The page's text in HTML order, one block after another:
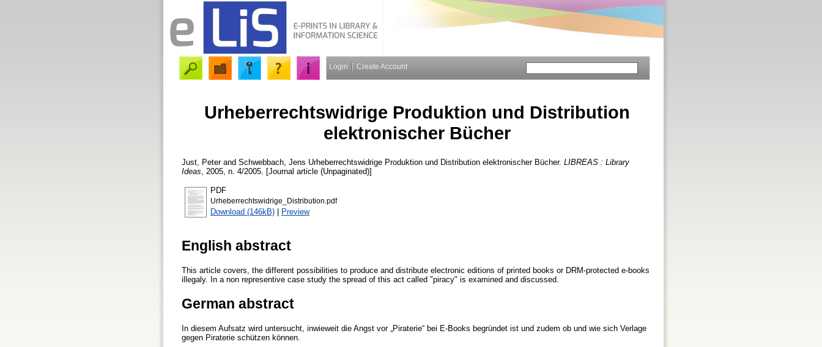
Login Create Account
Urheberrechtswidrige Produktion und Distribution
elektronischer Bücher
Just, Peterand Schwebbach, Jens Urheberrechtswidrige Produktion und Distribution elektronischer Bücher. LIBREAS : Library
Ideas , 2005, n. 4/2005. [Journal article (Unpaginated)]
PDF
Urheberrechtswidrige_Distribution.pdf
Download (146kB) | Preview
English abstract
This article covers, the different possibilities to produce and distribute electronic editions of printed books or DRM-protected e-books
illegaly. In a non representive case study the spread of this act called "piracy" is examined and discussed.
German abstract
In diesem Aufsatz wird untersucht, inwieweit die Angst vor „Piraterie“ bei E-Books begründet ist und zudem ob und wie sich Verlage
gegen Piraterie schützen können.